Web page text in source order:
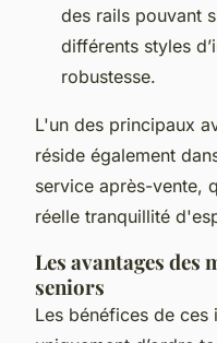
des rails pouvant
différents styles
robustesse.
L'un des principaux
réside également
service après-vente,
réelle tranquillité
Les avantages
seniors
Les bénéfices de ces